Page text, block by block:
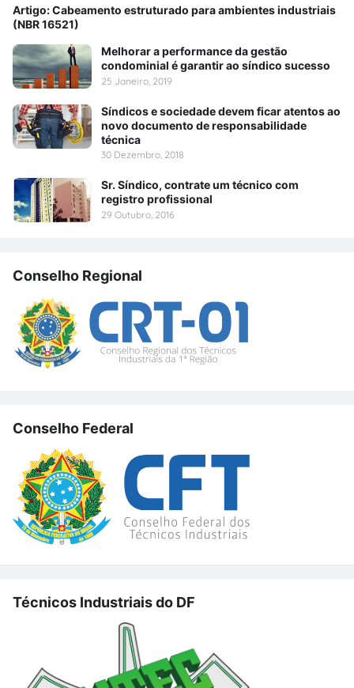
Artigo: Cabeamento estruturado para ambientes industriais
(NBR 16521)
Melhorar a performance da gestão
condominial é garantir ao síndico sucesso
25 Janeiro, 2019
Síndicos e sociedade devem ficar atentos ao
novo documento de responsabilidade
técnica
30 Dezembro, 2018
Sr. Síndico, contrate um técnico com
registro profissional
29 Outubro, 2016
Conselho Regional
Conselho Federal
Técnicos Industriais do DF